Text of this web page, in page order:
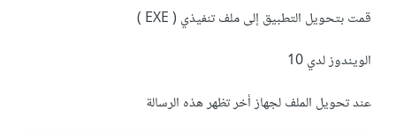
قمت بتحويل التطبيق إلى ملف تنفيذي ( EXE )
الويندوز لدي 10
عند تحويل الملف لجهاز أخر تظهر هذه الرسالة